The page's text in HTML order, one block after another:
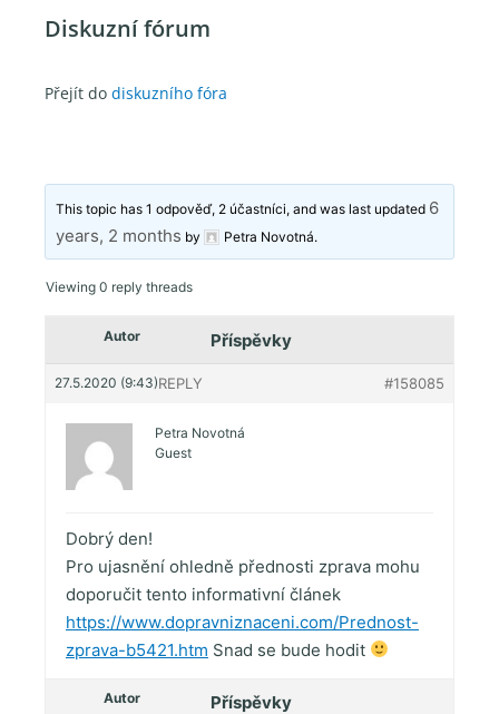
Diskuzní fórum
Přejít do diskuzního fóra
This topic has 1 odpověď, 2 účastníci, and was last updated 6
years, 2 months by Petra Novotná.
Viewing 0 reply threads
Autor Příspěvky
27.5.2020 (9:43) #158085
REPLY
Petra Novotná
Guest
Dobrý den!
Pro ujasnění ohledně přednosti zprava mohu
doporučit tento informativní článek
https://www.dopravniznaceni.com/Prednost-
zprava-b5421.htm Snad se bude hodit
Autor Příspěvky